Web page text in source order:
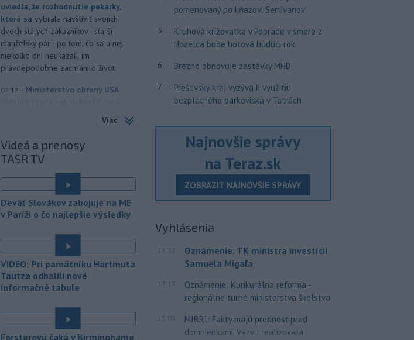
uviedla, že rozhodnutie pekárky,
ktorá sa vybrala navštíviť svojich
dvoch stálych zákazníkov - starší
manželský pár - po tom, čo sa u nej
niekoľko dní neukázali, im
pravdepodobne zachránilo život.
07:12 - Ministerstvo obrany USA
Golden Dome (Zlatá kupola) a v roku
2027 uskutočniť letové skúšky.
07:09 - Rokovania medzi Iránom a
Ománom o situácii v Hormuzskom
napredujú a Spojené štáty
očakávajú, že dohoda bude uzavretá
čoskoro, uviedol v piatok pre agentúru
Reuters nemenovaný americký
predstaviteľ, píše TASR.
- Úrady vo východnej Číne v
sobotu zatvorili školy a mnohé
turistické lokality v reakcii na tajfún
Dolphin, ktorý sa blíži k pevnine. TASR
o tom informuje na základe správy
Viac
Videá a prenosy
TASR TV
Deväť Slovákov zabojuje na ME
v Paríži o čo najlepšie výsledky
VIDEO: Pri pamätníku Hartmuta
Tautza odhalili nové
informačné tabule
Forsterovú čaká v Birminghame
pomenovaný po kňazovi Semivanovi
5
Kruhová križovatka v Poprade v smere z
Hozelca bude hotová budúci rok
6 Brezno obnovuje zastávky MHD
7
Prešovský kraj vyzýva k využitiu
bezplatného parkoviska v Tatrách
Najnovšie správy
na Teraz.sk
ZOBRAZIŤ NAJNOVŠIE SPRÁVY
Vyhlásenia
17:32
Oznámenie: TK ministra investícií
Samuela Migaľa
17:17
Oznámenie: Kurikurálna reforma -
regionálne turné ministerstva školstva
15:09
MIRRI: Fakty majú prednosť pred
domnienkami. Výzvu realizovala